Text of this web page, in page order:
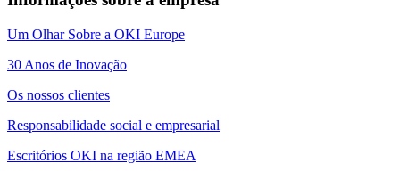
Um Olhar Sobre a OKI Europe
30 Anos de Inovação
Os nossos clientes
Responsabilidade social e empresarial
Escritórios OKI na região EMEA